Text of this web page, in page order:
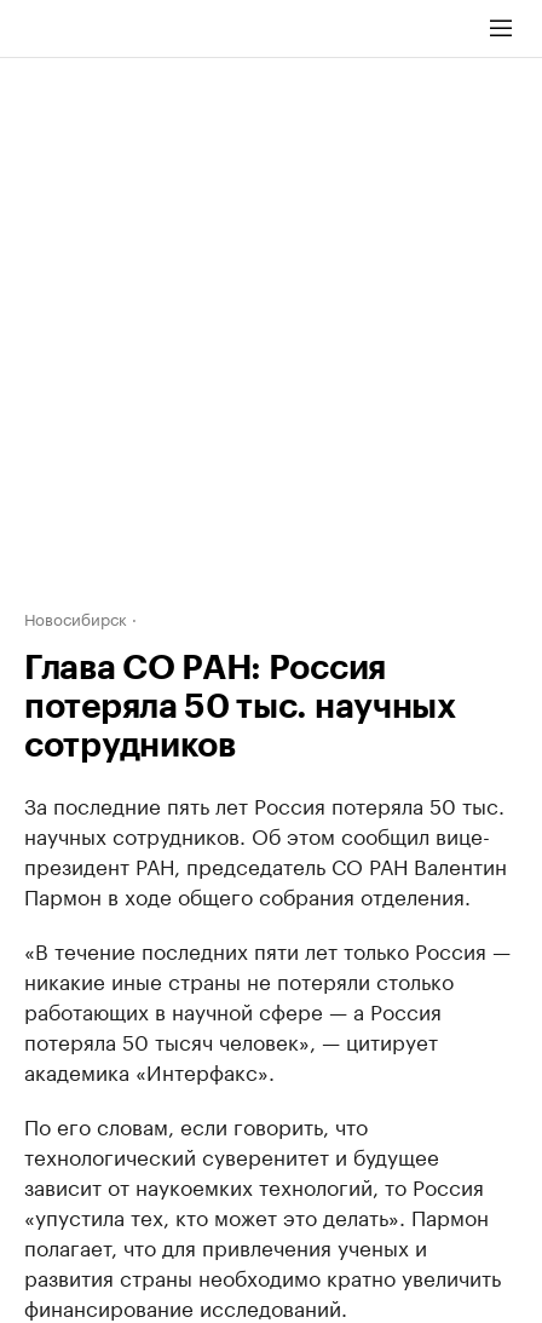
Новосибирск
Глава СО РАН: Россия
потеряла 50 тыс. научных
сотрудников
За последние пять лет Россия потеряла 50 тыс.
научных сотрудников. Об этом сообщил вице-
президент РАН, председатель СО РАН Валентин
Пармон в ходе общего собрания отделения.
«В течение последних пяти лет только Россия —
никакие иные страны не потеряли столько
работающих в научной сфере — а Россия
потеряла 50 тысяч человек», — цитирует
академика «Интерфакс».
По его словам, если говорить, что
технологический суверенитет и будущее
зависит от наукоемких технологий, то Россия
«упустила тех, кто может это делать». Пармон
полагает, что для привлечения ученых и
развития страны необходимо кратно увеличить
финансирование исследований.